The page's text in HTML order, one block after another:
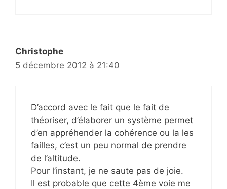
Christophe
5 décembre 2012 à 21:40
D’accord avec le fait que le fait de
théoriser, d’élaborer un système permet
d’en appréhender la cohérence ou la les
failles, c’est un peu normal de prendre
de l’altitude.
Pour l’instant, je ne saute pas de joie.
Il est probable que cette 4ème voie me